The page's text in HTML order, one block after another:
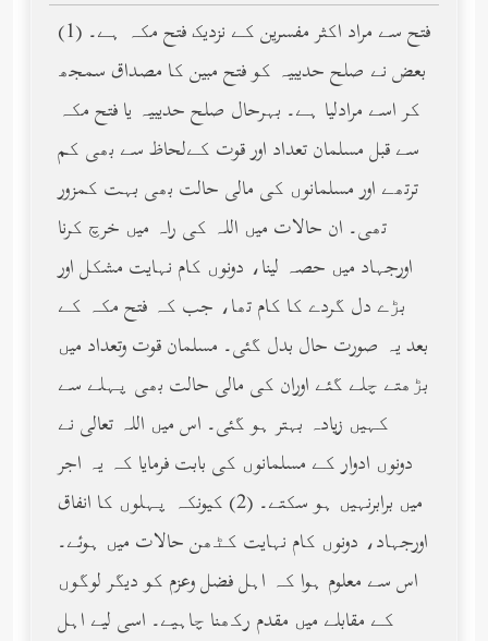
(1) فتح سے مراد اکثر مفسرین کے نزدیک فتح مکہ ہے۔
بعض نے صلح حدیبیہ کو فتح مبین کا مصداق سمجھ
کر اسے مرادلیا ہے۔ بہرحال صلح حدیبیہ یا فتح مکہ
سے قبل مسلمان تعداد اور قوت کےلحاظ سے بھی کم
ترتھے اور مسلمانوں کی مالی حالت بھی بہت کمزور
تھی۔ ان حالات میں اللہ کی راہ میں خرچ کرنا
اورجہاد میں حصہ لینا، دونوں کام نہایت مشکل اور
بڑے دل گردے کا کام تھا، جب کہ فتح مکہ کے
بعد یہ صورت حال بدل گئی۔ مسلمان قوت وتعداد میں
بڑھتے چلے گئے اوران کی مالی حالت بھی پہلے سے
کہیں زیادہ بہتر ہو گئی۔ اس میں اللہ تعالی نے
دونوں ادوار کے مسلمانوں کی بابت فرمایا کہ یہ اجر
میں برابرنہیں ہو سکتے۔ (2) کیونکہ پہلوں کا انفاق
اورجہاد، دونوں کام نہایت کٹھن حالات میں ہوئے۔
اس سے معلوم ہوا کہ اہل فضل وعزم کو دیگر لوگوں
کے مقابلے میں مقدم رکھنا چاہیے۔ اسی لیے اہل